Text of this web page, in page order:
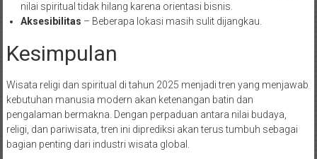
nilai spiritual tidak hilang karena orientasi bisnis.
Aksesibilitas – Beberapa lokasi masih sulit dijangkau.
Kesimpulan
Wisata religi dan spiritual di tahun 2025 menjadi tren yang menjawab
kebutuhan manusia modern akan ketenangan batin dan
pengalaman bermakna. Dengan perpaduan antara nilai budaya,
religi, dan pariwisata, tren ini diprediksi akan terus tumbuh sebagai
bagian penting dari industri wisata global.